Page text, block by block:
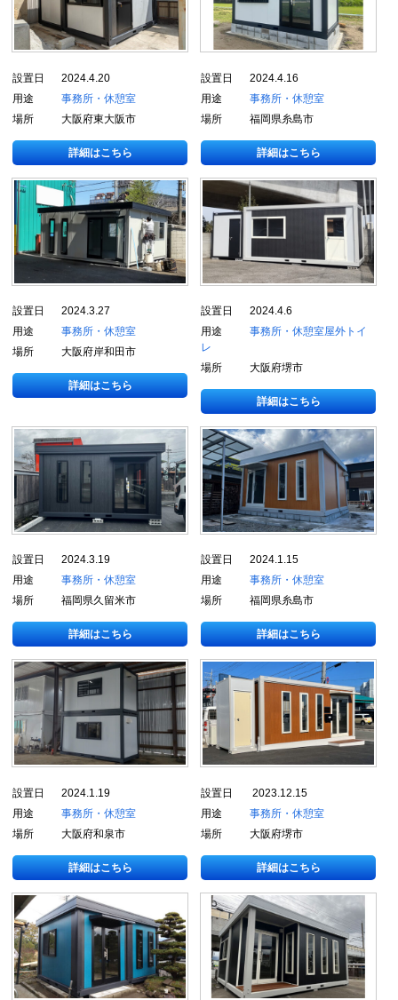
設置日
2024.4.20
用途
事務所・休憩室
場所
大阪府東大阪市
詳細はこちら
設置日
2024.4.16
用途
事務所・休憩室
場所
福岡県糸島市
詳細はこちら
設置日
2024.3.27
用途
事務所・休憩室
場所
大阪府岸和田市
詳細はこちら
設置日
2024.4.6
用途
事務所・休憩室屋外トイ
レ
場所
大阪府堺市
詳細はこちら
設置日
2024.3.19
用途
事務所・休憩室
場所
福岡県久留米市
詳細はこちら
設置日
2024.1.15
用途
事務所・休憩室
場所
福岡県糸島市
詳細はこちら
設置日
2024.1.19
用途
事務所・休憩室
場所
大阪府和泉市
詳細はこちら
設置日
2023.12.15
用途
事務所・休憩室
場所
大阪府堺市
詳細はこちら